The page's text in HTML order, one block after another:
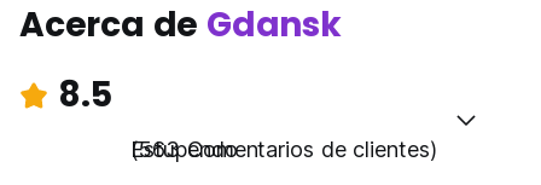
Acerca de Gdansk
8.5
Estupendo
(563 Comentarios de clientes)